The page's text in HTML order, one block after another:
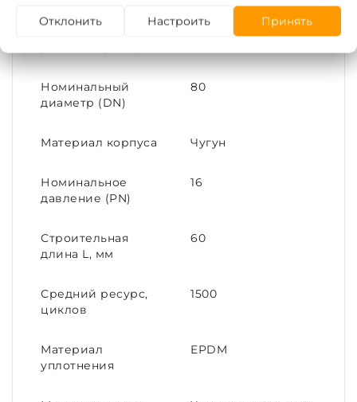
Максимальная
Номинальный
диаметр (DN)
80
Материал корпуса Чугун
Номинальное
давление (PN)
16
Строительная
длина L, мм
60
Средний ресурс,
циклов
1500
Материал
уплотнения
EPDM
Отклонить Настроить Принять